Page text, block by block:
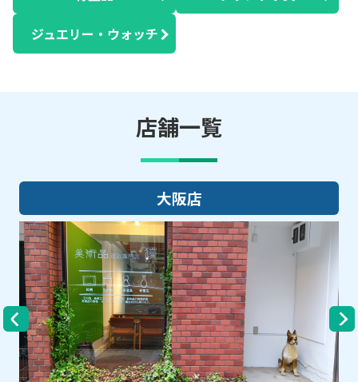
ジュエリー・ウォッチ
店舗一覧
大阪店